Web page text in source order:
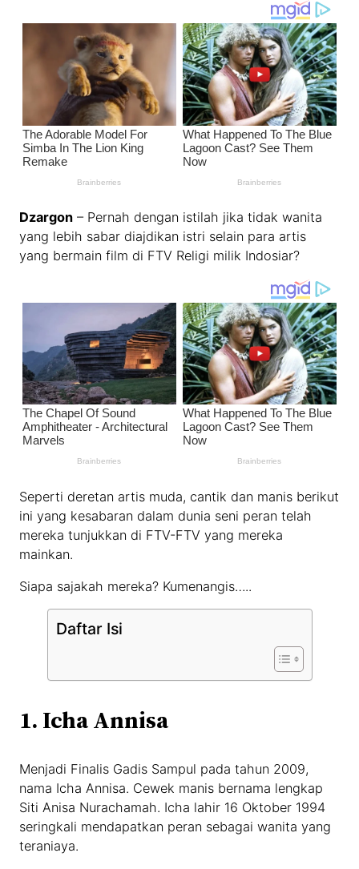
Dzargon – Pernah dengan istilah jika tidak wanita
yang lebih sabar diajdikan istri selain para artis
yang bermain film di FTV Religi milik Indosiar?
Seperti deretan artis muda, cantik dan manis berikut
ini yang kesabaran dalam dunia seni peran telah
mereka tunjukkan di FTV-FTV yang mereka
mainkan.
Siapa sajakah mereka? Kumenangis…..
Daftar Isi
1. Icha Annisa
Menjadi Finalis Gadis Sampul pada tahun 2009,
nama Icha Annisa. Cewek manis bernama lengkap
Siti Anisa Nurachamah. Icha lahir 16 Oktober 1994
seringkali mendapatkan peran sebagai wanita yang
teraniaya.